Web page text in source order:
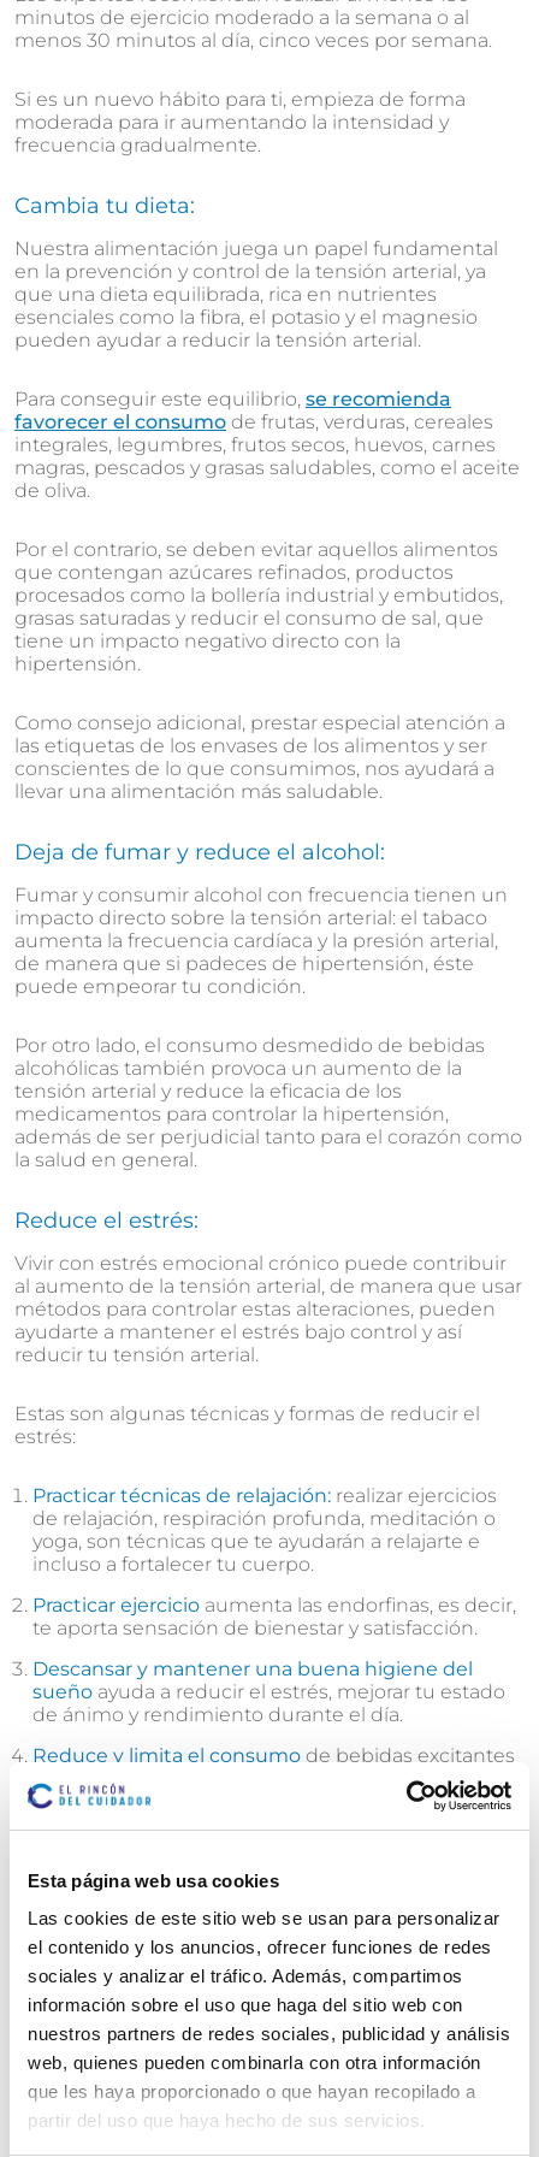
Esta página web usa cookies
Las cookies de este sitio web se usan para personalizar
el contenido y los anuncios, ofrecer funciones de redes
sociales y analizar el tráfico. Además, compartimos
información sobre el uso que haga del sitio web con
nuestros partners de redes sociales, publicidad y análisis
web, quienes pueden combinarla con otra información
que les haya proporcionado o que hayan recopilado a
partir del uso que haya hecho de sus servicios.
minutos de ejercicio moderado a la semana o al
menos 30 minutos al día, cinco veces por semana.
Si es un nuevo hábito para ti, empieza de forma
moderada para ir aumentando la intensidad y
frecuencia gradualmente.
Cambia tu dieta:
Nuestra alimentación juega un papel fundamental
en la prevención y control de la tensión arterial, ya
que una dieta equilibrada, rica en nutrientes
esenciales como la fibra, el potasio y el magnesio
pueden ayudar a reducir la tensión arterial.
Para conseguir este equilibrio, se recomienda
favorecer el consumo de frutas, verduras, cereales
integrales, legumbres, frutos secos, huevos, carnes
magras, pescados y grasas saludables, como el aceite
de oliva.
Por el contrario, se deben evitar aquellos alimentos
que contengan azúcares refinados, productos
procesados como la bollería industrial y embutidos,
grasas saturadas y reducir el consumo de sal, que
tiene un impacto negativo directo con la
hipertensión.
Como consejo adicional, prestar especial atención a
las etiquetas de los envases de los alimentos y ser
conscientes de lo que consumimos, nos ayudará a
llevar una alimentación más saludable.
Deja de fumar y reduce el alcohol:
Fumar y consumir alcohol con frecuencia tienen un
impacto directo sobre la tensión arterial: el tabaco
aumenta la frecuencia cardíaca y la presión arterial,
de manera que si padeces de hipertensión, éste
puede empeorar tu condición.
Por otro lado, el consumo desmedido de bebidas
alcohólicas también provoca un aumento de la
tensión arterial y reduce la eficacia de los
medicamentos para controlar la hipertensión,
además de ser perjudicial tanto para el corazón como
la salud en general.
Reduce el estrés:
Vivir con estrés emocional crónico puede contribuir
al aumento de la tensión arterial, de manera que usar
métodos para controlar estas alteraciones, pueden
ayudarte a mantener el estrés bajo control y así
reducir tu tensión arterial.
Estas son algunas técnicas y formas de reducir el
estrés:
Practicar técnicas de relajación: realizar ejercicios
de relajación, respiración profunda, meditación o
yoga, son técnicas que te ayudarán a relajarte e
incluso a fortalecer tu cuerpo.
Practicar ejercicio aumenta las endorfinas, es decir,
te aporta sensación de bienestar y satisfacción.
Descansar y mantener una buena higiene del
sueño ayuda a reducir el estrés, mejorar tu estado
de ánimo y rendimiento durante el día.
Reduce y limita el consumo de bebidas excitantes
como la cafeína o la teína. Puedes sustituirlas por
infusiones o zumos naturales.
casa para llegar antes a los sitios, o evitar a personas
que te generan malestar.
Hazcosas que te gusten y te relajen, como leer un
libro, escuchar música, ver una película o pasar
tiempo con personas que te hagan sentir bien y te
Para acabar, y no menos importante, recuerda
consultar con tu profesional médico antes de realizar
cambios en tu estilo de vida o tratamiento, ellos te